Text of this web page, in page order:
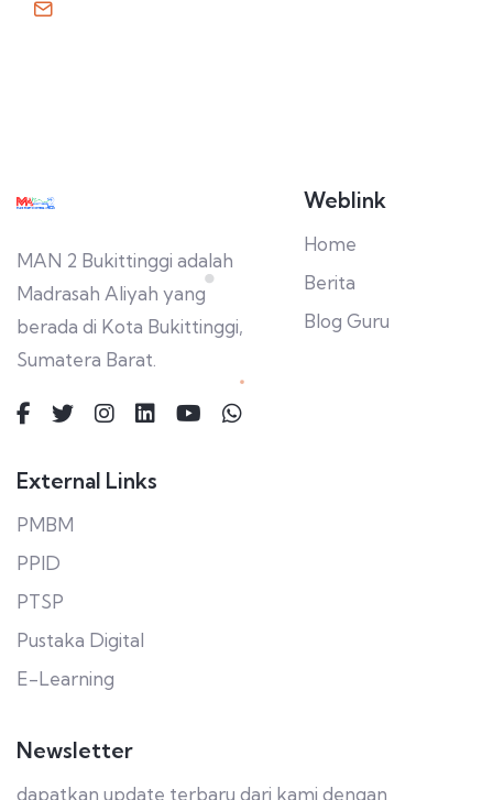
MAN 2 Bukittinggi adalah
Madrasah Aliyah yang
berada di Kota Bukittinggi,
Sumatera Barat.
Weblink
Home
Berita
Blog Guru
External Links
PMBM
PPID
PTSP
Pustaka Digital
E-Learning
Newsletter
dapatkan update terbaru dari kami dengan